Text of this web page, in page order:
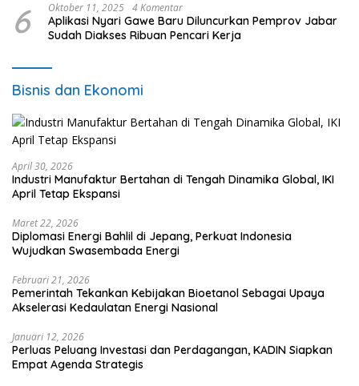
6 Oktober 11, 2025 4 Komentar
Aplikasi Nyari Gawe Baru Diluncurkan Pemprov Jabar
Sudah Diakses Ribuan Pencari Kerja
Bisnis dan Ekonomi
April 30, 2026
Industri Manufaktur Bertahan di Tengah Dinamika Global, IKI
April Tetap Ekspansi
Maret 22, 2026
Diplomasi Energi Bahlil di Jepang, Perkuat Indonesia
Wujudkan Swasembada Energi
Februari 21, 2026
Pemerintah Tekankan Kebijakan Bioetanol Sebagai Upaya
Akselerasi Kedaulatan Energi Nasional
Januari 12, 2026
Perluas Peluang Investasi dan Perdagangan, KADIN Siapkan
Empat Agenda Strategis